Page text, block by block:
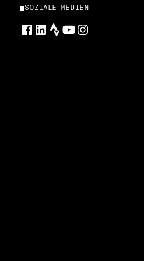
SOZIALE MEDIEN